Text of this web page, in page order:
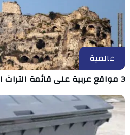
عالمية
3 مواقع عربية على قائمة التراث العالمي المهدد بالخطر